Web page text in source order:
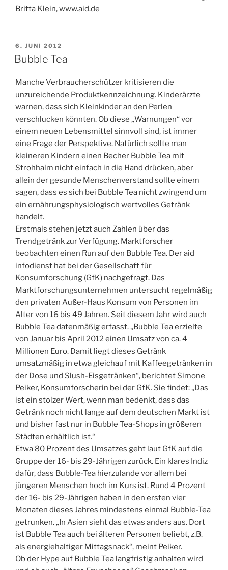
Britta Klein, www.aid.de
VERÖFFENTLICHT
AM
6. JUNI 2012
Bubble Tea
Manche Verbraucherschützer kritisieren die
unzureichende Produktkennzeichnung. Kinderärzte
warnen, dass sich Kleinkinder an den Perlen
verschlucken könnten. Ob diese „Warnungen“ vor
einem neuen Lebensmittel sinnvoll sind, ist immer
eine Frage der Perspektive. Natürlich sollte man
kleineren Kindern einen Becher Bubble Tea mit
Strohhalm nicht einfach in die Hand drücken, aber
allein der gesunde Menschenverstand sollte einem
sagen, dass es sich bei Bubble Tea nicht zwingend um
ein ernährungsphysiologisch wertvolles Getränk
handelt.
Erstmals stehen jetzt auch Zahlen über das
Trendgetränk zur Verfügung. Marktforscher
beobachten einen Run auf den Bubble Tea. Der aid
infodienst hat bei der Gesellschaft für
Konsumforschung (GfK) nachgefragt. Das
Marktforschungsunternehmen untersucht regelmäßig
den privaten Außer-Haus Konsum von Personen im
Alter von 16 bis 49 Jahren. Seit diesem Jahr wird auch
Bubble Tea datenmäßig erfasst. „Bubble Tea erzielte
von Januar bis April 2012 einen Umsatz von ca. 4
Millionen Euro. Damit liegt dieses Getränk
umsatzmäßig in etwa gleichauf mit Kaffeegetränken in
der Dose und Slush-Eisgetränken“, berichtet Simone
Peiker, Konsumforscherin bei der GfK. Sie findet: „Das
ist ein stolzer Wert, wenn man bedenkt, dass das
Getränk noch nicht lange auf dem deutschen Markt ist
und bisher fast nur in Bubble Tea-Shops in größeren
Städten erhältlich ist.“
Etwa 80 Prozent des Umsatzes geht laut GfK auf die
Gruppe der 16- bis 29-Jährigen zurück. Ein klares Indiz
dafür, dass Bubble-Tea hierzulande vor allem bei
jüngeren Menschen hoch im Kurs ist. Rund 4 Prozent
der 16- bis 29-Jährigen haben in den ersten vier
Monaten dieses Jahres mindestens einmal Bubble-Tea
getrunken. „In Asien sieht das etwas anders aus. Dort
ist Bubble Tea auch bei älteren Personen beliebt, z.B.
als energiehaltiger Mittagsnack“, meint Peiker.
Ob der Hype auf Bubble Tea langfristig anhalten wird